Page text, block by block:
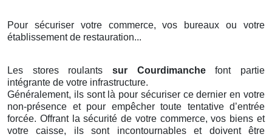
Pour sécuriser votre commerce, vos bureaux ou votre
établissement de restauration...
Les stores roulants sur Courdimanchefont partie
intégrante de votre infrastructure.
Généralement, ils sont là pour sécuriser ce dernier en votre
non-présence et pour empêcher toute tentative d’entrée
forcée. Offrant la sécurité de votre commerce, vos biens et
votre caisse, ils sont incontournables et doivent être